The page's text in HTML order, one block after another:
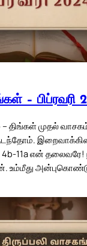
– பிப்ரவரி
திங்கள் முதல்
4b-11a என் தலைவரே!
உம்மீது